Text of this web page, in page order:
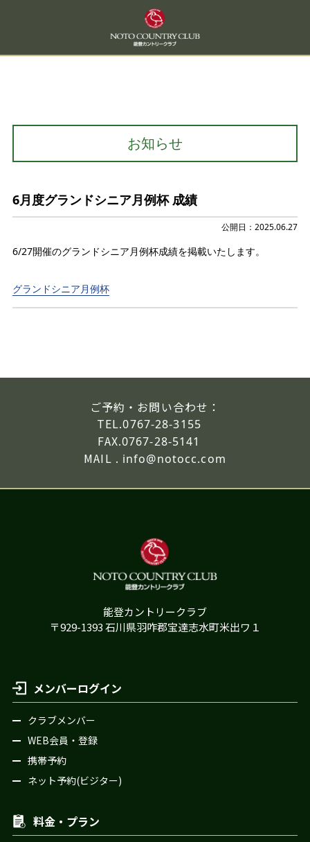
お知らせ
6月度グランドシニア月例杯 成績
公開日：2025.06.27
6/27開催のグランドシニア月例杯成績を掲載いたします。
グランドシニア月例杯
ご予約・お問い合わせ：
TEL.0767-28-3155
FAX.0767-28-5141
MAIL . info@notocc.com
能登カントリークラブ
〒929-1393 石川県羽咋郡宝達志水町米出ワ１
メンバーログイン
クラブメンバー
WEB会員・登録
携帯予約
ネット予約(ビジター)
料金・プラン